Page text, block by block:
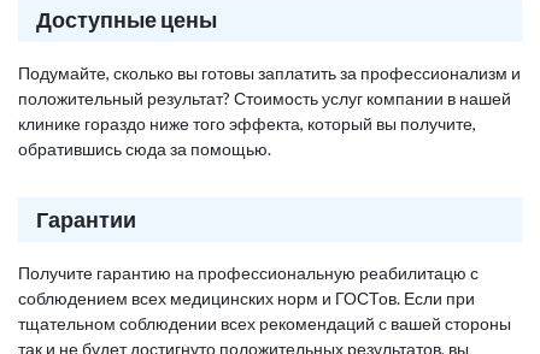
Доступные цены
Подумайте, сколько вы готовы заплатить за профессионализм и
положительный результат? Стоимость услуг компании в нашей
клинике гораздо ниже того эффекта, который вы получите,
обратившись сюда за помощью.
Гарантии
Получите гарантию на профессиональную реабилитацю с
соблюдением всех медицинских норм и ГОСТов. Если при
тщательном соблюдении всех рекомендаций с вашей стороны
так и не будет достигнуто положительных результатов, вы